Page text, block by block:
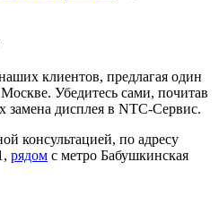
клиентов, предлагая один
Убедитесь сами, почитав
замена дисплея в NTC-Сервис.
консультацией, по адресу
рядом с метро Бабушкинская